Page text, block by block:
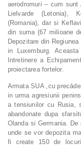
aerodromuri – cum
Lielvarde (Letonia),
(Romania), dar si
din suma (67 milioane
Depozitare din
in Luxemburg.
Intretinere a
proiectarea fortelor.
Armata SUA ,cu
in urma agresiunii
a tensiunilor cu Rusia,
abandonate dupa
Olanda si Germania.
unde se vor depozita
fi create 150 de